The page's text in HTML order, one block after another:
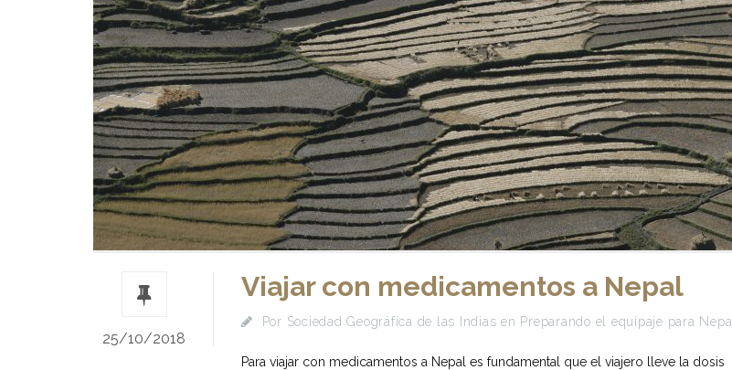
25/10/2018
Viajar con medicamentos a Nepal
Por Sociedad Geográfica de las Indias en Preparando el equipaje para Nepal
Para viajar con medicamentos a Nepal es fundamental que el viajero lleve la dosis